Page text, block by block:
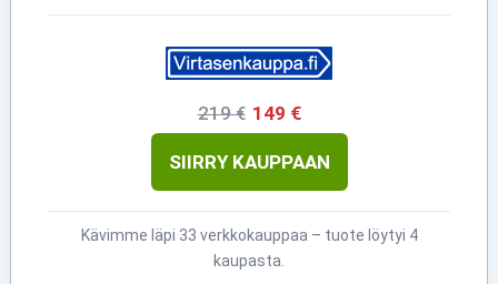
219 € 149 €
SIIRRY KAUPPAAN
Kävimme läpi 33 verkkokauppaa – tuote löytyi 4
kaupasta.